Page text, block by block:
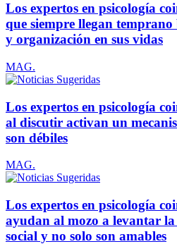
Los expertos en psicología
que siempre llegan
y organización en sus vidas
MAG.
Los expertos en psicología
al discutir activan un
son débiles
MAG.
Los expertos en psicología
ayudan al mozo a levantar la
social y no solo son amables